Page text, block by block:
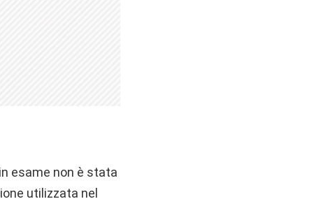
esame non è stata
utilizzata nel